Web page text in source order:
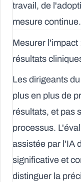
travail, de
mesure continue.
Mesurer l'impact
résultats
Les dirigeants
plus en plus de
résultats, et pas
processus.
assistée par l'IA
significative et
distinguer la